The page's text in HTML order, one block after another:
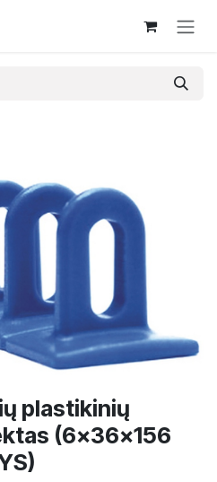
plastikinių
(6x36x156